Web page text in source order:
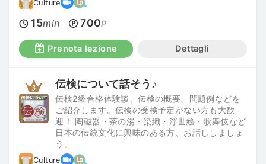
Culture
15min 700P
Prenota lezione Dettagli
伝検について話そう♪
伝検2級合格体験談、伝検の概要、問題例などを
ご紹介します。伝検の受検予定がない方も大歓
迎！ 陶磁器・茶の湯・染織・浮世絵・歌舞伎など
日本の伝統文化に興味のある方、お話ししましょ
う。
Culture